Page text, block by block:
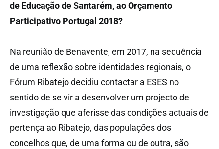
de Educação de Santarém, ao Orçamento
Participativo Portugal 2018?
Na reunião de Benavente, em 2017, na sequência
de uma reflexão sobre identidades regionais, o
Fórum Ribatejo decidiu contactar a ESES no
sentido de se vir a desenvolver um projecto de
investigação que aferisse das condições actuais de
pertença ao Ribatejo, das populações dos
concelhos que, de uma forma ou de outra, são